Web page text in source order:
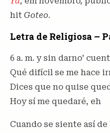
hit Goteo.
Letra de Religiosa –
6 a. m. y sin darno’
Qué difícil se me hace
Dices que no quise
Hoy sí me quedaré, eh
Cuando se siente así